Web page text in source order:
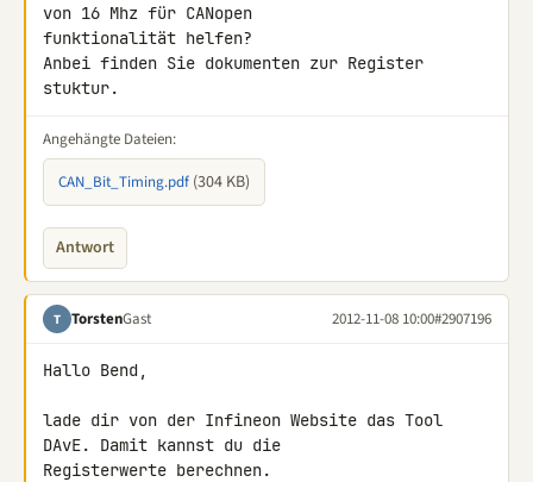
von 16 Mhz für CANopen
funktionalität helfen?
Anbei finden Sie dokumenten zur Register
stuktur.
Angehängte Dateien:
CAN_Bit_Timing.pdf (304 KB)
Antwort
T TorstenGast 2012-11-08 10:00#2907196
Hallo Bend,
lade dir von der Infineon Website das Tool
DAvE. Damit kannst du die
Registerwerte berechnen.